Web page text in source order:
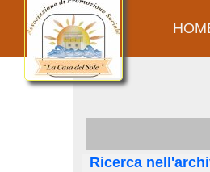
Ricerca